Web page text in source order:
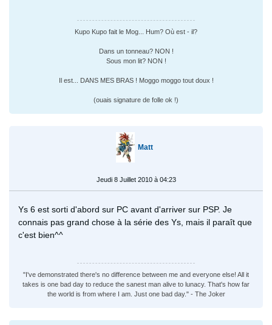
Kupo Kupo fait le Mog... Hum? Où est - il?
Dans un tonneau? NON !
Sous mon lit? NON !
Il est... DANS MES BRAS ! Moggo moggo tout doux !
(ouais signature de folle ok !)
Matt
Jeudi 8 Juillet 2010 à 04:23
Ys 6 est sorti d'abord sur PC avant d'arriver sur PSP. Je
connais pas grand chose à la série des Ys, mais il paraît que
c'est bien^^
"I've demonstrated there's no difference between me and everyone else! All it
takes is one bad day to reduce the sanest man alive to lunacy. That's how far
the world is from where I am. Just one bad day." - The Joker